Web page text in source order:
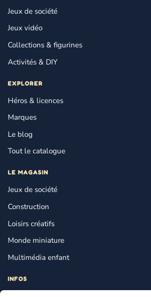
Jeux de société
Jeux vidéo
Collections & figurines
Activités & DIY
EXPLORER
Héros & licences
Marques
Le blog
Tout le catalogue
LE MAGASIN
Jeux de société
Construction
Loisirs créatifs
Monde miniature
Multimédia enfant
INFOS